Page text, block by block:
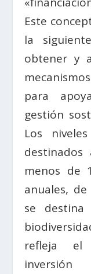
Este
la
obtener y
para
gestión
Los
menos de
anuales,
se
refleja el